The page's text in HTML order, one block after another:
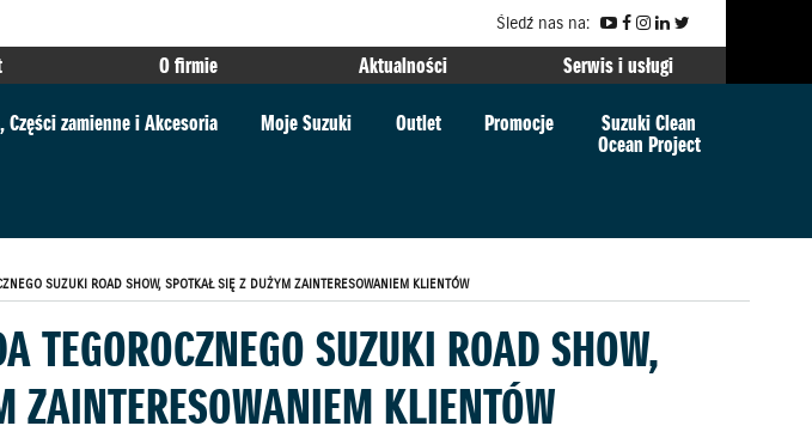
Śledź nas na:
O firmie Aktualności Serwis i usługi
Części zamienne i Akcesoria Moje Suzuki Outlet Promocje Suzuki Clean
Ocean Project
SUZUKI ROAD SHOW, SPOTKAŁ SIĘ Z DUŻYM ZAINTERESOWANIEM KLIENTÓW
TEGOROCZNEGO SUZUKI ROAD SHOW,
ZAINTERESOWANIEM KLIENTÓW